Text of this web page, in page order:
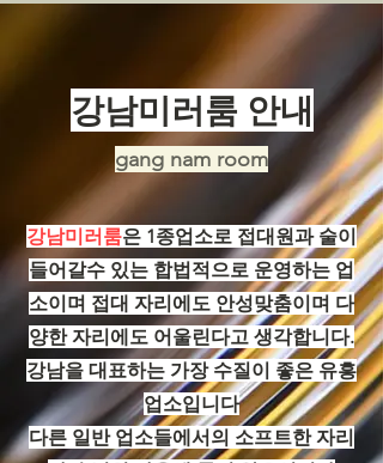
강남미러룸 안내
gang nam room
강남미러룸은 1종업소로 접대원과 술이
들어갈수 있는 합법적으로 운영하는 업
소이며 접대 자리에도 안성맞춤이며 다
양한 자리에도 어울린다고 생각합니다.
강남을 대표하는 가장 수질이 좋은 유흥
업소입니다
다른 일반 업소들에서의 소프트한 자리